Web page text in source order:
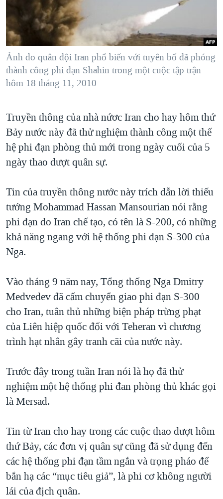
"Tìm"NGƯỜI VIỆT HẢI NGOẠI
ĐỜI SỐNG
KINH TẾ
KHOA HỌC
SỨC KHOẺ
THỂ THAO
GIÁO DỤC
HÀNH TRÌNH BẦU CỬ 2024
MỘT NĂM CHIẾN TRANH TẠI DẢI GAZA
GIẢI MÃ VÀNH ĐAI & CON ĐƯỜNG
NGÀY TỊ NẠN THẾ GIỚI
CHI PHÍ CHIẾN TRANH AFGHANISTAN
CÁC GIÁ TRỊ CỘNG HÒA Ở VIỆT NAM
THƯỢNG ĐỈNH TRUMP-KIM TẠI VIỆT NAM
NGƯ DÂN VIỆT VÀ LÀN SÓNG TRỘM HẢI SÂM
BÊN KIA QUỐC LỘ: TIẾNG VỌNG TỪ NÔNG THÔN MỸ
QUAN HỆ VIỆT MỸ
NGHE
MẠNG XÃ HỘI
Ảnh do quân đội Iran phổ biến với tuyên bố đã phóng
thành công phi đạn Shahin trong một cuộc tập trận
hôm 18 tháng 11, 2010
Truyền thông của nhà nứơc Iran cho hay hôm thứ
Bảy nước này đã thử nghiệm thành công một thế
hệ phi đạn phòng thủ mới trong ngày cuối của 5
ngày thao dượt quân sự.
Tin của truyền thông nước này trích dẫn lời thiếu
tướng Mohammad Hassan Mansourian nói rằng
phi đạn do Iran chế tạo, có tên là S-200, có những
khả năng ngang với hệ thống phi đạn S-300 của
Nga.
Vào tháng 9 năm nay, Tổng thống Nga Dmitry
Medvedev đã cấm chuyển giao phi đạn S-300
cho Iran, tuân thủ những biện pháp trừng phạt
của Liên hiệp quốc đối với Teheran vì chương
trình hạt nhân gây tranh cãi của nước này.
Trước đây trong tuần Iran nói là họ đã thử
nghiệm một hệ thống phi đan phòng thủ khác gọi
là Mersad.
Tin từ Iran cho hay trong các cuộc thao dượt hôm
thứ Bảy, các đơn vị quân sự cũng đã sử dụng đến
các hệ thống phi đạn tầm ngắn và trọng pháo để
bắn hạ các “mục tiêu giả”, là phi cơ không người
lái của địch quân.